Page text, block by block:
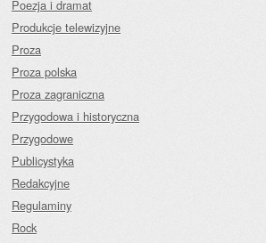
Poezja i dramat
Produkcje telewizyjne
Proza
Proza polska
Proza zagraniczna
Przygodowa i historyczna
Przygodowe
Publicystyka
Redakcyjne
Regulaminy
Rock